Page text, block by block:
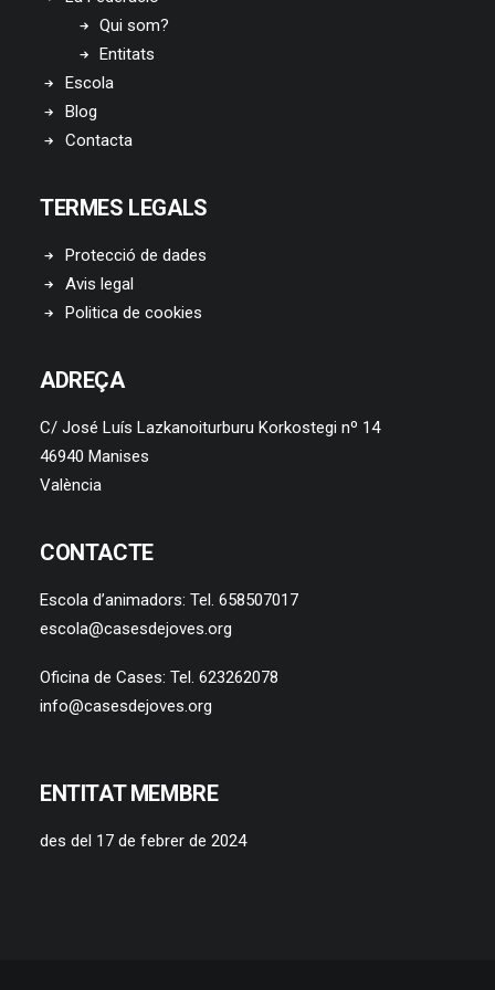
Qui som?
Entitats
Escola
Blog
Contacta
TERMES LEGALS
Protecció de dades
Avis legal
Politica de cookies
ADREÇA
C/ José Luís Lazkanoiturburu Korkostegi nº 14
46940 Manises
València
CONTACTE
Escola d’animadors: Tel. 658507017
escola@casesdejoves.org
Oficina de Cases: Tel. 623262078
info@casesdejoves.org
ENTITAT MEMBRE
des del 17 de febrer de 2024